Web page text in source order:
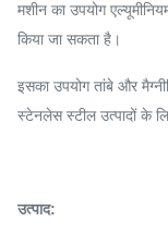
मशीन का उपयोग
किया जा सकता है।
इसका उपयोग तांबे और
स्टेनलेस स्टील उत्पादों के
उत्पाद: